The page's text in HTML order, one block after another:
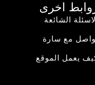
اخرى
الشائعة
مع سارة
يعمل الموقع